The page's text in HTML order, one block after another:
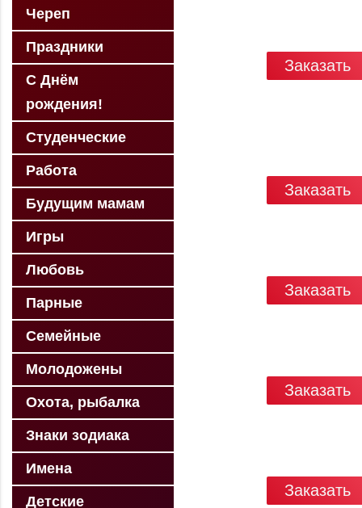
Череп
Праздники
С Днём
рождения!
Студенческие
Работа
Будущим мамам
Игры
Любовь
Парные
Семейные
Молодожены
Охота, рыбалка
Знаки зодиака
Имена
Детские
Заказать
Заказать
Заказать
Заказать
Заказать